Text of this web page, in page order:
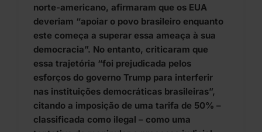
norte-americano, afirmaram que os EUA
deveriam “apoiar o povo brasileiro enquanto
este começa a superar essa ameaça à sua
democracia”. No entanto, criticaram que
essa trajetória “foi prejudicada pelos
esforços do governo Trump para interferir
nas instituições democráticas brasileiras”,
citando a imposição de uma tarifa de 50% –
classificada como ilegal – como uma